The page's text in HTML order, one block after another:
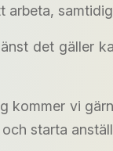
det gäller
kommer vi
starta